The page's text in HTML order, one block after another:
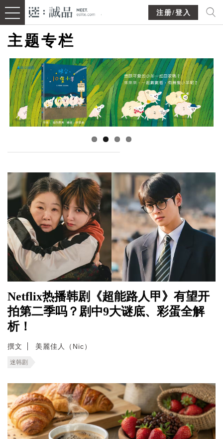
注册/登入
主题专栏
Netflix热播韩剧《超能路人甲》有望开
拍第二季吗？剧中9大谜底、彩蛋全解
析！
撰文 美麗佳人（Nic）
迷韩剧